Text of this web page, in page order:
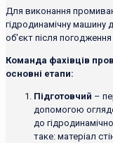
Для виконання
гідродинамічну машину
об'єкт після
Команда фахівців
основні етапи:
Підготовчий –
допомогою
до
таке: матеріал